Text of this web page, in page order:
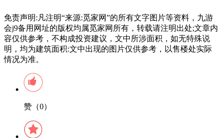
免责声明:凡注明“来源:觅家网”的所有文字图片等资料，九游
会j9备用网址的版权均属觅家网所有，转载请注明出处;文章内
容仅供参考，不构成投资建议，文中所涉面积，如无特殊说
明，均为建筑面积:文中出现的图片仅供参考，以售楼处实际
情况为准。
赞（0）